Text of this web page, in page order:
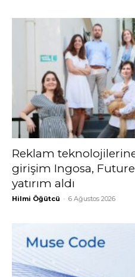
Reklam
girişim Ingosa,
yatırım aldı
Hilmi Öğütcü - 6 Ağustos 2026